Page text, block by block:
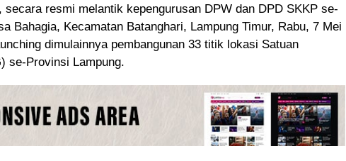
resmi melantik kepengurusan DPW dan DPD SKKP se-
Bahagia, Kecamatan Batanghari, Lampung Timur, Rabu, 7 Mei
dimulainnya pembangunan 33 titik lokasi Satuan
se-Provinsi Lampung.